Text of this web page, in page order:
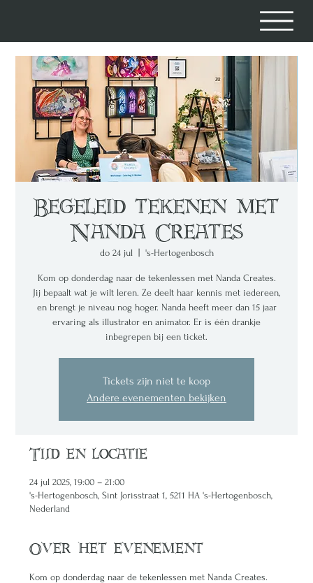
Begeleid tekenen met
Nanda Creates
do 24 jul
  |
's-Hertogenbosch
Kom op donderdag naar de tekenlessen met Nanda Creates.
Jij bepaalt wat je wilt leren. Ze deelt haar kennis met iedereen,
en brengt je niveau nog hoger. Nanda heeft meer dan 15 jaar
ervaring als illustrator en animator. Er is één drankje
inbegrepen bij een ticket.
Tickets zijn niet te koop
Andere evenementen bekijken
Tijd en locatie
24 jul 2025, 19:00 – 21:00
's-Hertogenbosch, Sint Jorisstraat 1, 5211 HA 's-Hertogenbosch,
Nederland
Over het evenement
Kom op donderdag naar de tekenlessen met Nanda Creates.